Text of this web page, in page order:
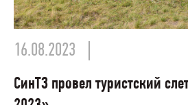
16.08.2023
СинТЗ провел туристский